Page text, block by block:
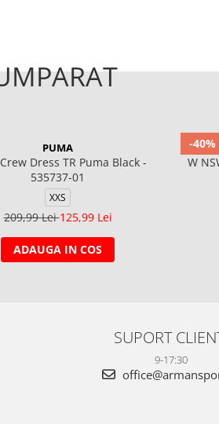
PUMA
Dress TR Puma Black -
535737-01
XXS
209,99 Lei125,99 Lei
ADAUGA IN COS
-40%
W
SUPORT
9-17:30